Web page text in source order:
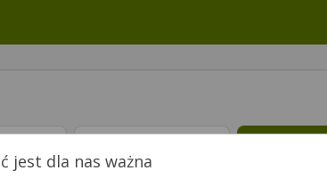
jest dla nas ważna